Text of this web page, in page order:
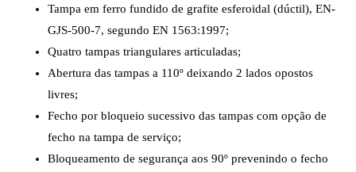
Tampa em ferro fundido de grafite esferoidal (dúctil), EN-
GJS-500-7, segundo EN 1563:1997;
Quatro tampas triangulares articuladas;
Abertura das tampas a 110º deixando 2 lados opostos
livres;
Fecho por bloqueio sucessivo das tampas com opção de
fecho na tampa de serviço;
Bloqueamento de segurança aos 90º prevenindo o fecho